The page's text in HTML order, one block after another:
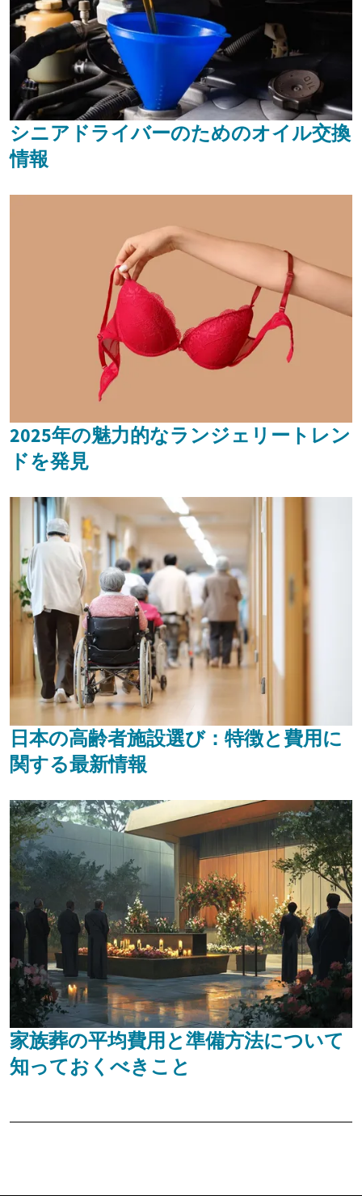
シニアドライバーのためのオイル交換
情報
2025年の魅力的なランジェリートレン
ドを発見
日本の高齢者施設選び：特徴と費用に
関する最新情報
家族葬の平均費用と準備方法について
知っておくべきこと